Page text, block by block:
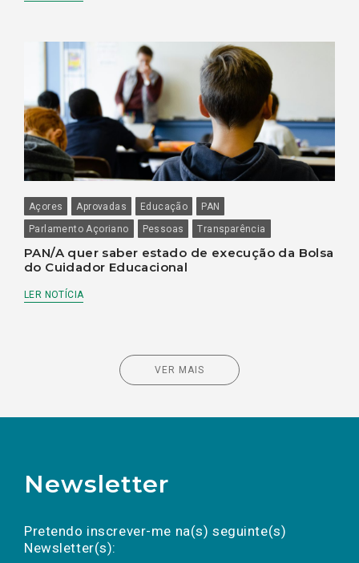
Açores Aprovadas Educação
PAN
Parlamento Açoriano
Pessoas Transparência
PAN/A quer saber estado de execução da Bolsa
do Cuidador Educacional
LER NOTÍCIA
VER MAIS
Newsletter
Pretendo inscrever-me na(s) seguinte(s)
Newsletter(s):
a(s) newsletter(s).
mail